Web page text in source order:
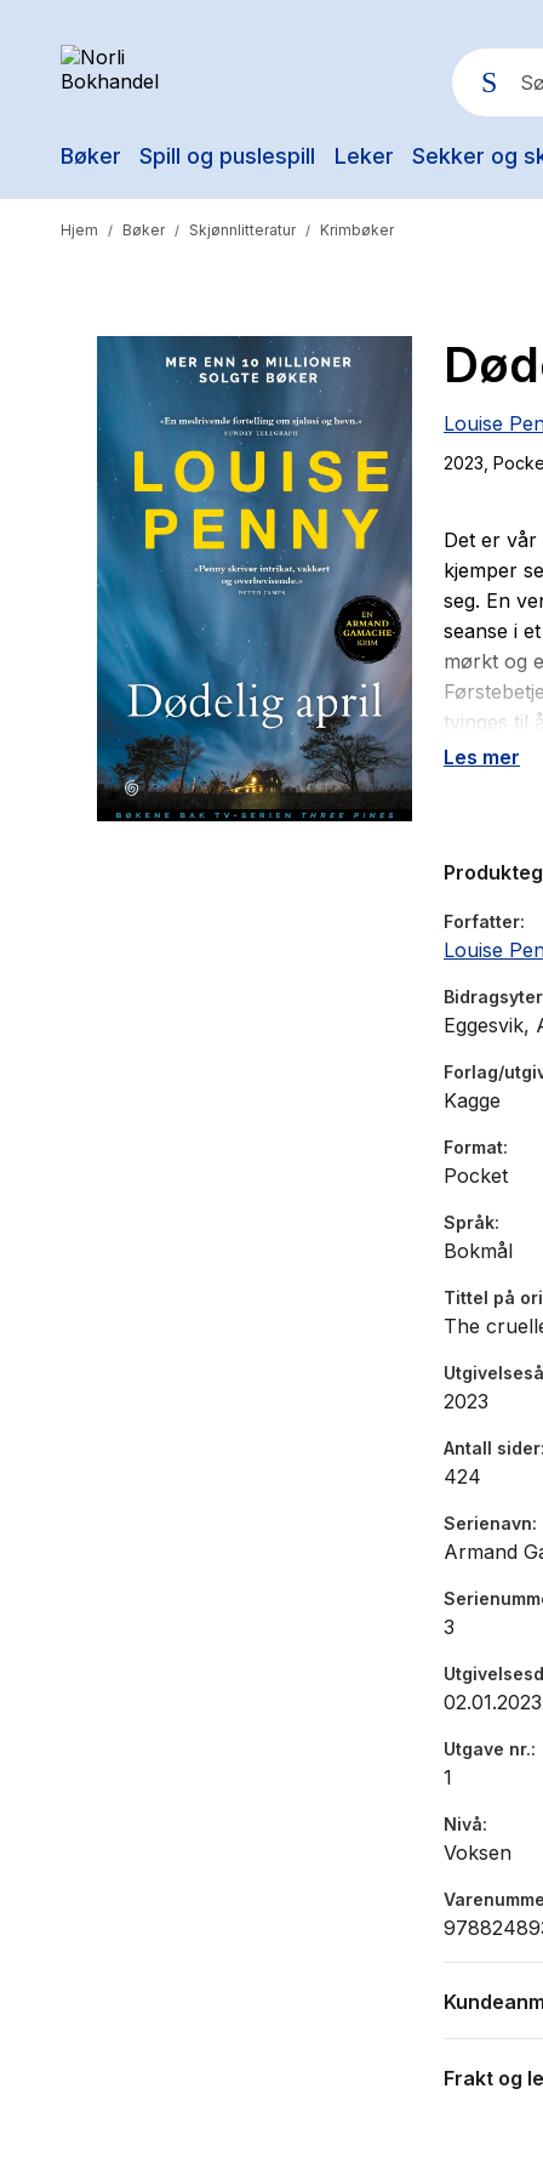
Bøker Spill og puslespill Leker Sekker og
Hjem / Bøker / Skjønnlitteratur / Krimbøker
Louise
2023 ,
Det er
kjemper
seg. En
seanse i
mørkt og
tvinges til
Les mer
Forfatter
Louise
Bidragsyter
Eggesvik,
Forlag/
Kagge
Format
Pocket
Språk
Bokmål
Tittel på
The
2023
Antall sider
424
Serienavn
Armand
3
02.01.2023
Utgave nr.
1
Nivå
Voksen
Frakt og